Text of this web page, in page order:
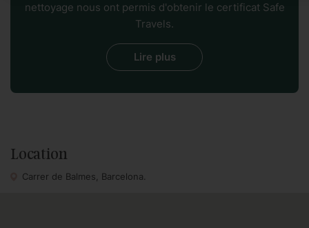
nettoyage nous ont permis d'obtenir le certificat Safe
Travels.
Lire plus
Location
Carrer de Balmes, Barcelona.